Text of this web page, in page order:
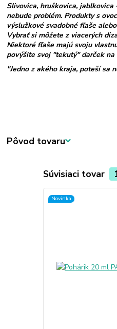
Slivovica, hruškovica,
nebude problém. Produkty s
výslužkové svadobné fľaše
Vybrať si môžete z viacerých
Niektoré fľaše majú svoju
povýšite svoj "tekutý" darček na
"Jedno z akého kraja, poteší sa
Pôvod tovaru
Súvisiaci tovar
Novinka